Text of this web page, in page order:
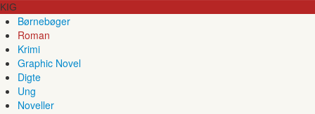
KIG
Børnebøger
Roman
Krimi
Graphic Novel
Digte
Ung
Noveller